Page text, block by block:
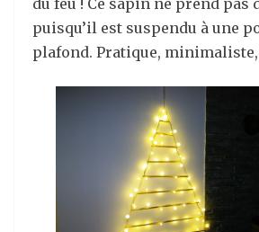
puisqu’il est suspendu à une
plafond. Pratique, minimaliste,